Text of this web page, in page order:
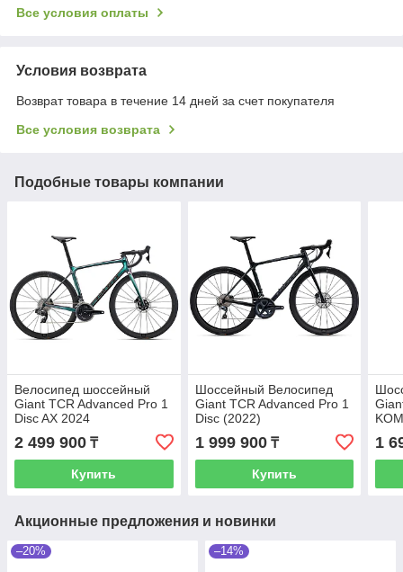
Все условия оплаты
Условия возврата
Возврат товара в течение 14 дней за счет покупателя
Все условия возврата
Подобные товары компании
Велосипед шоссейный
Giant TCR Advanced Pro 1
Disc AX 2024
2 499 900 ₸
Купить
Шоссейный Велосипед
Giant TCR Advanced Pro 1
Disc (2022)
1 999 900₸
Купить
1
Акционные предложения и новинки
–20% –14%